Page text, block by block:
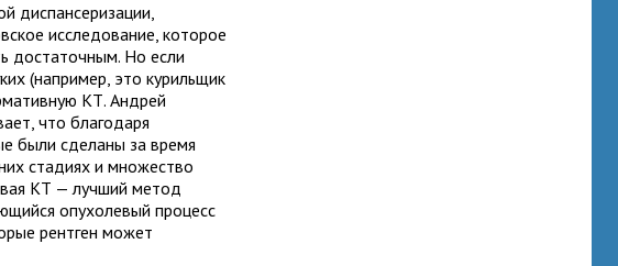
диспансеризации,
исследование, которое
достаточным. Но если
(например, это курильщик
КТ. Андрей
что благодаря
были сделаны за время
стадиях и множество
КТ — лучший метод
опухолевый процесс
рентген может